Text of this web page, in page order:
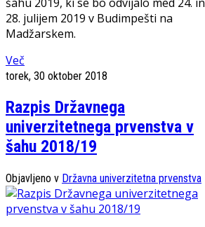
28. julijem 2019 v Budimpešti na
Madžarskem.
Več
torek, 30 oktober 2018
Razpis Državnega
univerzitetnega prvenstva v
šahu 2018/19
Objavljeno v Državna univerzitetna prvenstva